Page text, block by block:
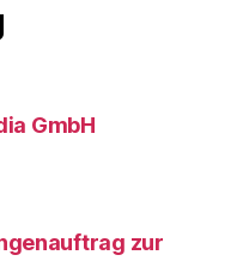
GmbH
zur